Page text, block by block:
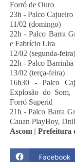
Forró de Ouro
23h - Palco Cajueiro
11/02 (domingo)
22h - Palco Barra
e Fabrício Lira
12/02 (segunda-feira)
22h - Palco
13/02 (terça-feira)
16h30 - Palco
Explosão do Som,
Forró Superid
21h - Palco Barra
Cauan PlayBoy,
Ascom | Prefeitura
Facebook